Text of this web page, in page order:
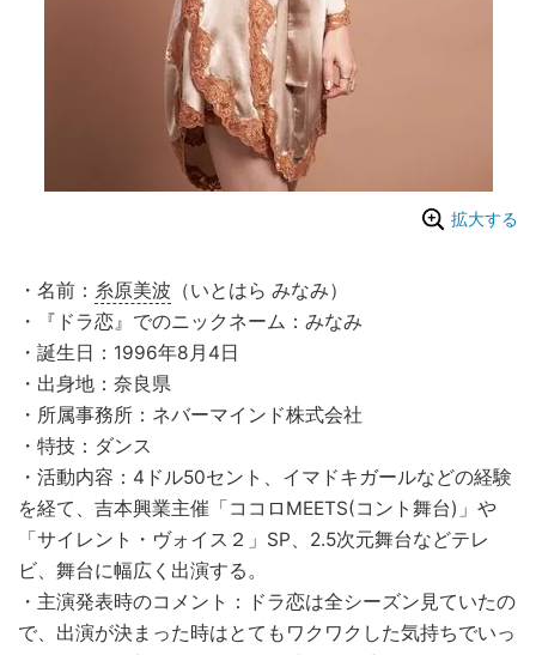
拡大する
・名前： 糸原美波 （いとはら みなみ）
・『ドラ恋』でのニックネーム：みなみ
・誕生日：1996年8月4日
・出身地：奈良県
・所属事務所：ネバーマインド株式会社
・特技：ダンス
・活動内容：4ドル50セント、イマドキガールなどの経験
を経て、吉本興業主催「ココロMEETS(コント舞台)」や
「サイレント・ヴォイス２」SP、2.5次元舞台などテレ
ビ、舞台に幅広く出演する。
・主演発表時のコメント：ドラ恋は全シーズン見ていたの
で、出演が決まった時はとてもワクワクした気持ちでいっ